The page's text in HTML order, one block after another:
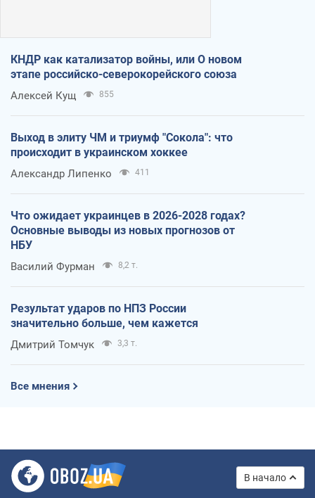
КНДР как катализатор войны, или О новом
этапе российско-северокорейского союза
Алексей Кущ 855
Выход в элиту ЧМ и триумф "Сокола": что
происходит в украинском хоккее
Александр Липенко 411
Что ожидает украинцев в 2026-2028 годах?
Основные выводы из новых прогнозов от
НБУ
Василий Фурман 8,2 т.
Результат ударов по НПЗ России
значительно больше, чем кажется
Дмитрий Томчук 3,3 т.
Все мнения
В начало